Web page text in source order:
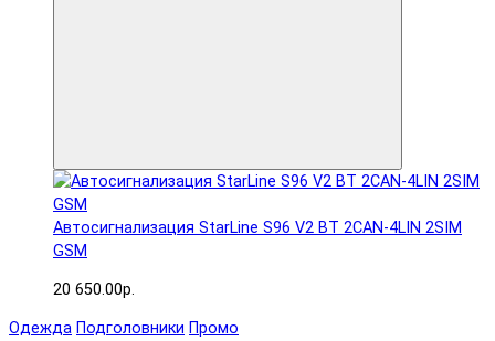
Автосигнализация StarLine S96 V2 BT 2CAN-4LIN 2SIM
GSM
20 650.00р.
Одежда Подголовники Промо